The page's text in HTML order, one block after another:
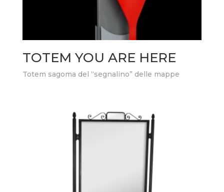
TOTEM YOU ARE HERE
Totem sagoma del “segnalino” delle mappe